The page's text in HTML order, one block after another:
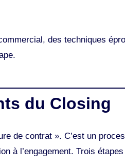
des techniques
du Closing
de contrat ». C’est un
à l’engagement. Trois